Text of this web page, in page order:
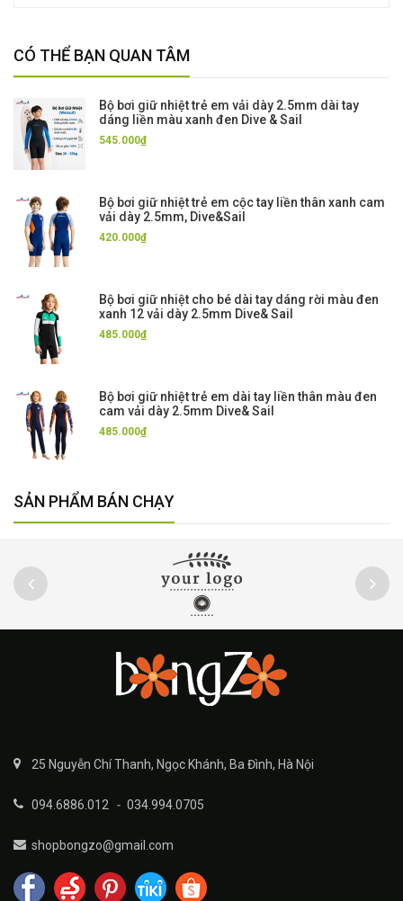
CÓ THỂ BẠN QUAN TÂM
Bộ bơi giữ nhiệt trẻ em vải dày 2.5mm dài tay
dáng liền màu xanh đen Dive & Sail
545.000₫
Bộ bơi giữ nhiệt trẻ em cộc tay liền thân xanh cam
vải dày 2.5mm, Dive&Sail
420.000₫
Bộ bơi giữ nhiệt cho bé dài tay dáng rời màu đen
xanh 12 vải dày 2.5mm Dive& Sail
485.000₫
Bộ bơi giữ nhiệt trẻ em dài tay liền thân màu đen
cam vải dày 2.5mm Dive& Sail
485.000₫
SẢN PHẨM BÁN CHẠY
25 Nguyễn Chí Thanh, Ngọc Khánh, Ba Đình, Hà Nội
094.6886.012 - 034.994.0705
shopbongzo@gmail.com